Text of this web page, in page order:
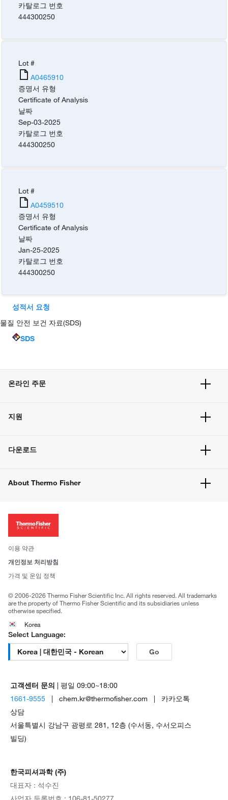
카탈로그 번호
444300250
Lot #
A0465910
증명서 유형
Certificate of Analysis
날짜
Sep-03-2025
카탈로그 번호
444300250
Lot #
A0459510
증명서 유형
Certificate of Analysis
날짜
Jan-25-2025
카탈로그 번호
444300250
성적서 요청
물질 안전 보건 자료(SDS)
SDS
온라인 주문
주문 방법
벌크 주문
지원
고객 센터
웹사이트 개선사항
다운로드
About Thermo Fisher
투자자
사회적 책임
브랜드
이용 약관
개인정보 처리방침
가격 및 운임 정책
© 2006-2026 Thermo Fisher Scientific Inc. All rights reserved. All trademarks
are the property of Thermo Fisher Scientific and its subsidiaries unless
otherwise specified.
Korea
Select Language:
Go
고객센터 문의 | 평일 09:00~18:00
1661-9555 | chem.kr@thermofisher.com | 카카오톡
상담
서울특별시 강남구 광평로 281, 12층 (수서동, 수서오피스
빌딩)
한국피셔과학 (주)
대표자 : 석수진
사업자 등록번호 : 106-81-50277